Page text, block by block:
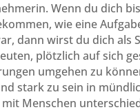
Wenn du dich
wie eine
dann wirst du dich als
plötzlich auf sich
umgehen zu
stark zu sein in
Menschen